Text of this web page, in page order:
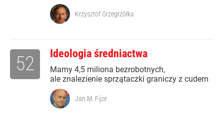
Krzysztof Grzegrzółka
Ideologia średniactwa
Mamy 4,5 miliona bezrobotnych,
ale znalezienie sprzątaczki graniczy z cudem
52
Jan M. Fijor